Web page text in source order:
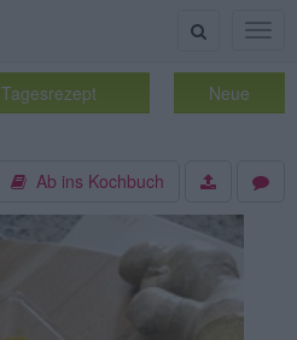
Suche
Tagesrezept Neue
Ab ins Kochbuch